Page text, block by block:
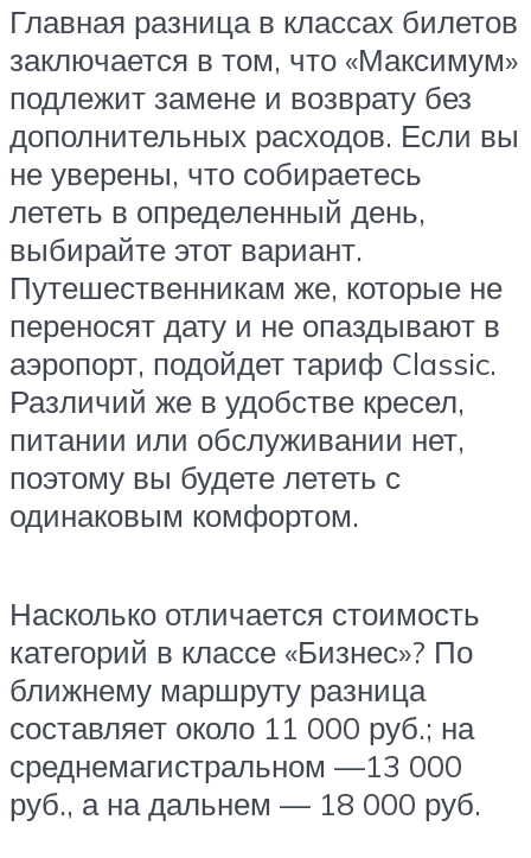
Главная разница в классах билетов
заключается в том, что «Максимум»
подлежит замене и возврату без
дополнительных расходов. Если вы
не уверены, что собираетесь
лететь в определенный день,
выбирайте этот вариант.
Путешественникам же, которые не
переносят дату и не опаздывают в
аэропорт, подойдет тариф Classic.
Различий же в удобстве кресел,
питании или обслуживании нет,
поэтому вы будете лететь с
одинаковым комфортом.
Насколько отличается стоимость
категорий в классе «Бизнес»? По
ближнему маршруту разница
составляет около 11 000 руб.; на
среднемагистральном —13 000
руб., а на дальнем — 18 000 руб.